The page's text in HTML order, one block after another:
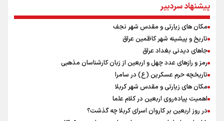
تمرین تئاتر واگن ۱۵۰
کانادا دو مظنون تیراندازی در نزدیکی کنسولگری آمریکا را بازداشت کرد
نصیری: امیدوارم با خوشرنگ‌ترین مدال‌ها به ایران برگردیم/ حضور شهاب
حسینی در اردو به تیم انگیزه می‌دهد/ امیدوارم پرسپولیس فصل موفقی
داشته باشد
توافق دنیامالی و همتای آذربایجانی برای گسترش همکاری‌های ورزش و
جوانان ایران و جمهوری آذربایجان/ امضای سند همکاری سه‌ساله فصل
تازه‌ای در روابط ورزشی دو کشور
افزایش تعداد قربانیان تیراندازی در مدرسه تایلندی
دانیال شه‌بخش: اردوی ازبکستان کیفیت فنی تیم ملی را بالا برد/ برای
مدال ناگویا باید قهرمانان جهان و المپیک را شکست دهیم
پیشنهاد سردبیر
مکان های زیارتی و مقدس شهر نجف
تاریخ و پیشینه شهر کاظمین عراق
جاهای دیدنی بغداد عراق
رمز و رازهای عدد چهل و اربعین از زبان کارشناسان مذهبی
تاریخچه حرم عسکرین (ع) در سامرا
مکان های زیارتی و مقدس شهر کربلا
اهمیت پیاده‌روی اربعین در کلام علما
در روز اربعین بر کاروان اسرای کربلا چه گذشت؟